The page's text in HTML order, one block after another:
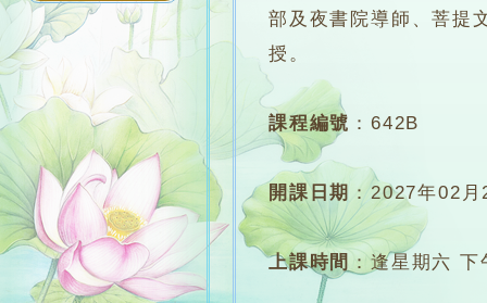
部及夜書院導師、菩提
授。
課程編號 ：642B
開課日期 ：2027年02月
上課時間 ：逢星期六